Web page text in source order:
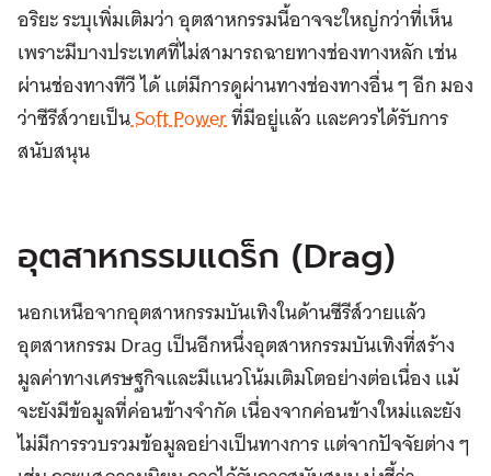
อริยะ ระบุเพิ่มเติมว่า อุตสาหกรรมนี้อาจจะใหญ่กว่าที่เห็น
เพราะมีบางประเทศที่ไม่สามารถฉายทางช่องทางหลัก เช่น
ผ่านช่องทางทีวี ได้ แต่มีการดูผ่านทางช่องทางอื่น ๆ อีก มอง
ว่าซีรีส์วายเป็นSoft Powerที่มีอยู่แล้ว และควรได้รับการ
สนับสนุน
อุตสาหกรรมแดร็ก (Drag)
นอกเหนือจากอุตสาหกรรมบันเทิงในด้านซีรีส์วายแล้ว
อุตสาหกรรม Drag เป็นอีกหนึ่งอุตสาหกรรมบันเทิงที่สร้าง
มูลค่าทางเศรษฐกิจและมีแนวโน้มเติมโตอย่างต่อเนื่อง แม้
จะยังมีข้อมูลที่ค่อนข้างจำกัด เนื่องจากค่อนข้างใหม่และยัง
ไม่มีการรวบรวมข้อมูลอย่างเป็นทางการแต่จากปัจจัยต่าง ๆ